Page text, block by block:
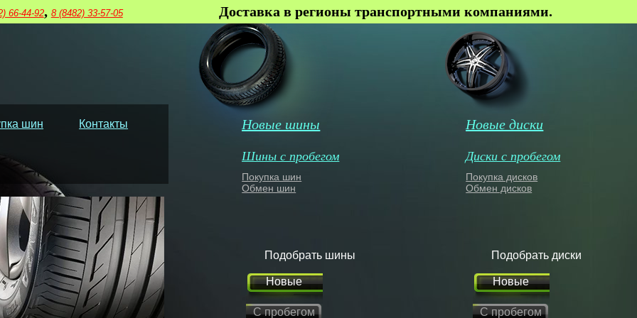
66-44-92, 8 (8482) 33-57-05 Доставка в регионы транспортными компаниями.
шин Контакты Новые шины
Шины с пробегом
Покупка шин
Обмен шин
Новые диски
Диски с пробегом
Покупка дисков
Обмен дисков
Подобрать шины
Новые
С пробегом
Подобрать диски
Новые
С пробегом